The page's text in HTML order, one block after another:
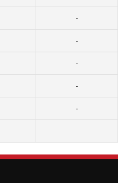
-
-
-
-
-